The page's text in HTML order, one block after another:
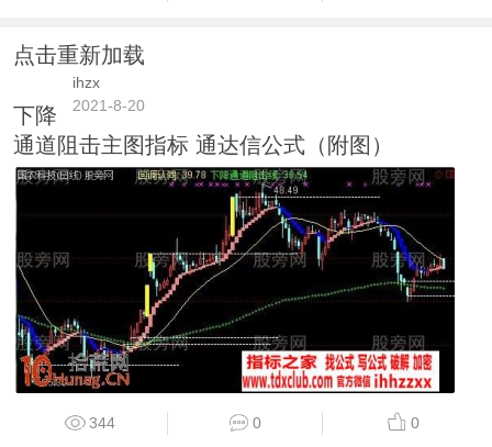
点击重新加载
ihzx
2021-8-20
下降
通道阻击主图指标 通达信公式（附图）
344 0 0